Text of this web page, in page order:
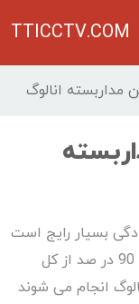
TTICCTV.COM
انالوگ
بسیار رایج است
و در سطحی وسیع صورت می گیرید. تقریبا 90 در صد از کل
انجام می شوند